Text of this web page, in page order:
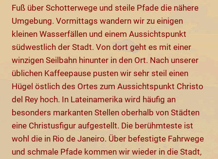
Fuß über Schotterwege und steile Pfade die nähere
Umgebung. Vormittags wandern wir zu einigen
kleinen Wasserfällen und einem Aussichtspunkt
südwestlich der Stadt. Von dort geht es mit einer
winzigen Seilbahn hinunter in den Ort. Nach unserer
üblichen Kaffeepause pusten wir sehr steil einen
Hügel östlich des Ortes zum Aussichtspunkt Christo
del Rey hoch. In Lateinamerika wird häufig an
besonders markanten Stellen oberhalb von Städten
eine Christusfigur aufgestellt. Die berühmteste ist
wohl die in Rio de Janeiro. Über befestigte Fahrwege
und schmale Pfade kommen wir wieder in die Stadt,